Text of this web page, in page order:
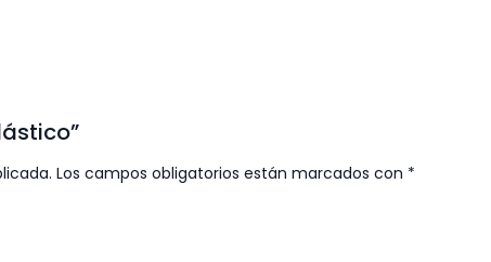
Los campos obligatorios están marcados con *